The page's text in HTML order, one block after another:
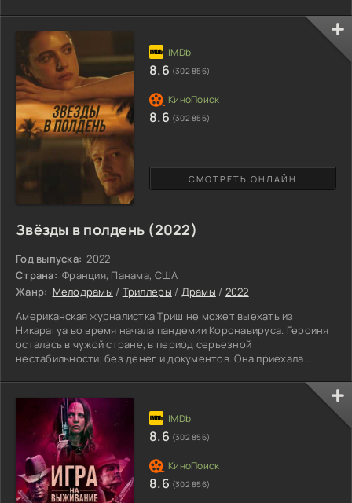
Джоффри Ламарк, вместе с полицейской по имени Элеонора
Фалко, отлично разбирающейся в психологии преступников.
Женщина делает интересные выводы о том, что это был не
простой серийный убийца. Стрельбу устроил человек,
которому
Звёзды в полдень (2022)
Год выпуска: 2022
Страна: Франция, Панама, США
Жанр: Мелодрамы / Триллеры / Драмы / 2022
Американская журналистка Триш не может выехать из
Никарагуа во время начала пандемии Коронавируса. Героиня
осталась в чужой стране, в период серьезной
нестабильности, без денег и документов. Она приехала
решения суда, чем вызвала недовольство и у своего
начальства и у правительства Никарагуа. Журналистка
оказывается в очень печальной ситуации, ища помощи
любыми способами, опасаясь казни за свою деятельность и,
как может, ищет способ
СМОТРЕТЬ ОНЛАЙН
8.6 (302 856)
8.6 (302 856)
8.6 (302 856)
8.6 (302 856)